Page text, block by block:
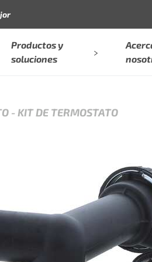
Productos y
soluciones
- KIT DE TERMOSTATO